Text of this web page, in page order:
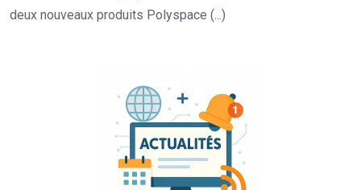
deux nouveaux produits Polyspace (...)